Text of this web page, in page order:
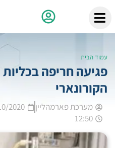
עמוד הבית
פגיעה חריפה
הקורונארי
מערכת פארמהליין
2020
12:50